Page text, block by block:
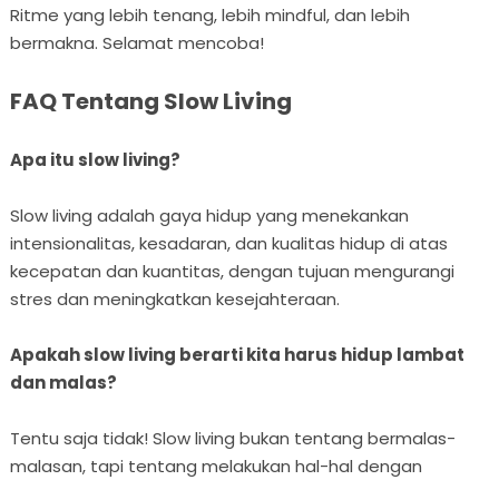
Ritme yang lebih tenang, lebih mindful, dan lebih
bermakna. Selamat mencoba!
FAQ Tentang Slow Living
Apa itu slow living?
Slow living adalah gaya hidup yang menekankan
intensionalitas, kesadaran, dan kualitas hidup di atas
kecepatan dan kuantitas, dengan tujuan mengurangi
stres dan meningkatkan kesejahteraan.
Apakah slow living berarti kita harus hidup lambat
dan malas?
Tentu saja tidak! Slow living bukan tentang bermalas-
malasan, tapi tentang melakukan hal-hal dengan